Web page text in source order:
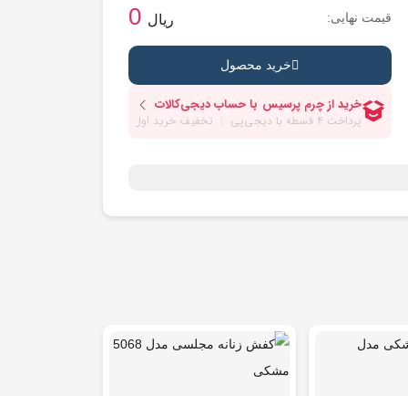
قیمت نهایی: 0 ریال
خرید محصول